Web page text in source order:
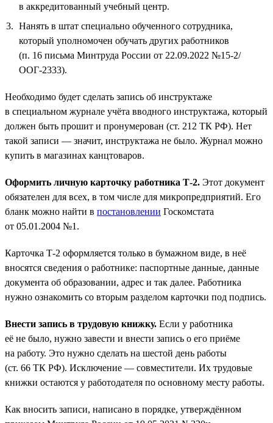
в аккредитованный учебный центр.
Нанять в штат специально обученного сотрудника,
который уполномочен обучать других работников
(п. 16 письма Минтруда России от 22.09.2022 №15-2/
ООГ-2333).
Необходимо будет сделать запись об инструктаже
в специальном журнале учёта вводного инструктажа, который
должен быть прошит и пронумерован (ст. 212 ТК РФ). Нет
такой записи — значит, инструктажа не было. Журнал можно
купить в магазинах канцтоваров.
Оформить личную карточку работника Т-2. Этот документ
обязателен для всех, в том числе для микропредприятий. Его
бланк можно найти в постановлении Госкомстата
от 05.01.2004 №1.
Карточка Т-2 оформляется только в бумажном виде, в неё
вносятся сведения о работнике: паспортные данные, данные
документа об образовании, адрес и так далее. Работника
нужно ознакомить со вторым разделом карточки под подпись.
Внести запись в трудовую книжку. Если у работника
её не было, нужно завести и внести запись о его приёме
на работу. Это нужно сделать на шестой день работы
(ст. 66 ТК РФ). Исключение — совместители. Их трудовые
книжки остаются у работодателя по основному месту работы.
Как вносить записи, написано в порядке, утверждённом